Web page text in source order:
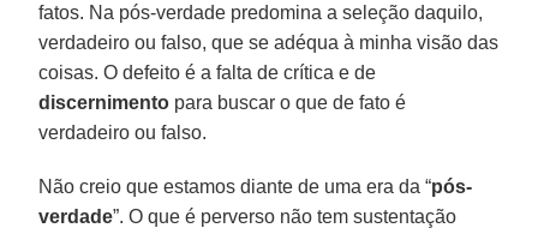
fatos. Na pós-verdade predomina a seleção daquilo,
verdadeiro ou falso, que se adéqua à minha visão das
coisas. O defeito é a falta de crítica e de
discernimento para buscar o que de fato é
verdadeiro ou falso.
Não creio que estamos diante de uma era da “pós-
verdade”. O que é perverso não tem sustentação